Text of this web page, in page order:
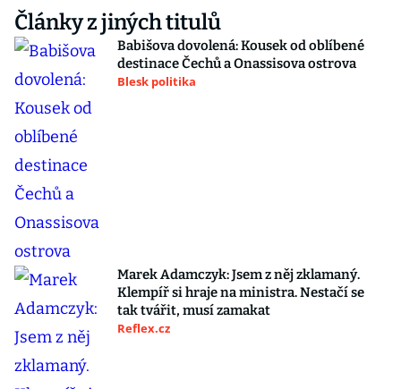
Články z jiných titulů
Babišova dovolená: Kousek od oblíbené
destinace Čechů a Onassisova ostrova
Blesk politika
Marek Adamczyk: Jsem z něj zklamaný.
Klempíř si hraje na ministra. Nestačí se
tak tvářit, musí zamakat
Reflex.cz